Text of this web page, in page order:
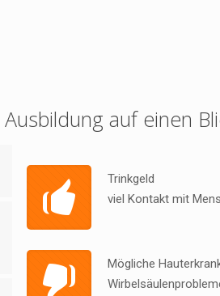
auf einen
Trinkgeld
viel Kontakt mit
Mögliche